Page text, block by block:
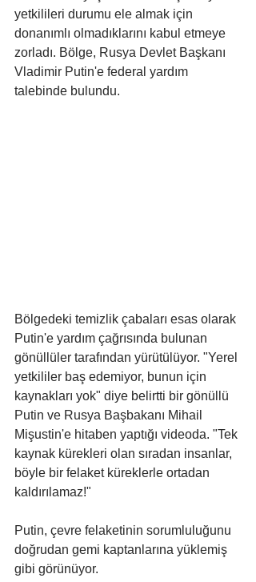
yetkilileri durumu ele almak için
donanımlı olmadıklarını kabul etmeye
zorladı. Bölge, Rusya Devlet Başkanı
Vladimir Putin'e federal yardım
talebinde bulundu.
Bölgedeki temizlik çabaları esas olarak
Putin'e yardım çağrısında bulunan
gönüllüler tarafından yürütülüyor. "Yerel
yetkililer baş edemiyor, bunun için
kaynakları yok" diye belirtti bir gönüllü
Putin ve Rusya Başbakanı Mihail
Mişustin'e hitaben yaptığı videoda. "Tek
kaynak kürekleri olan sıradan insanlar,
böyle bir felaket küreklerle ortadan
kaldırılamaz!"
Putin, çevre felaketinin sorumluluğunu
doğrudan gemi kaptanlarına yüklemiş
gibi görünüyor.